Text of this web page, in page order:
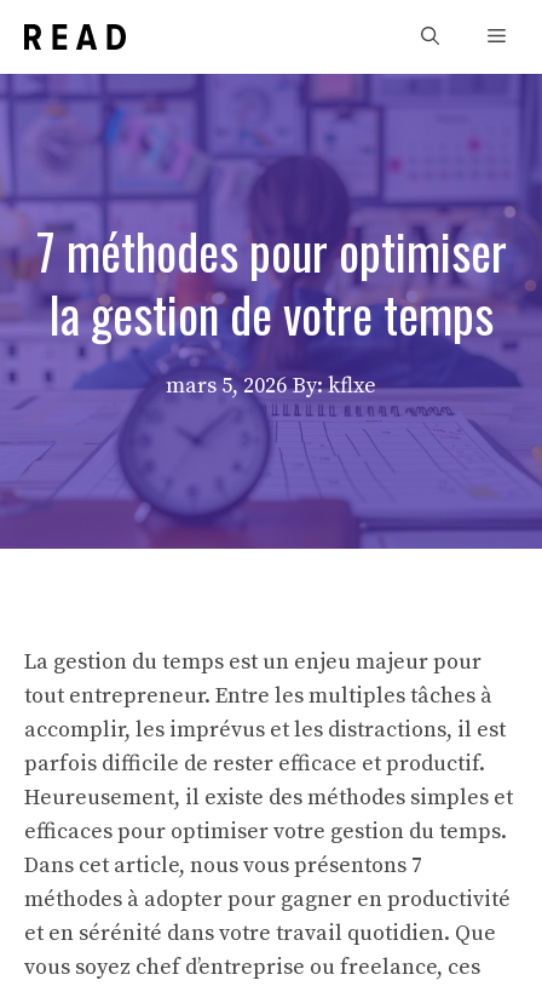
contenu
7 méthodes pour optimiser
la gestion de votre temps
mars 5, 2026 By: kflxe
La gestion du temps est un enjeu majeur pour
tout entrepreneur. Entre les multiples tâches à
accomplir, les imprévus et les distractions, il est
parfois difficile de rester efficace et productif.
Heureusement, il existe des méthodes simples et
efficaces pour optimiser votre gestion du temps.
Dans cet article, nous vous présentons 7
méthodes à adopter pour gagner en productivité
et en sérénité dans votre travail quotidien. Que
vous soyez chef d’entreprise ou freelance, ces